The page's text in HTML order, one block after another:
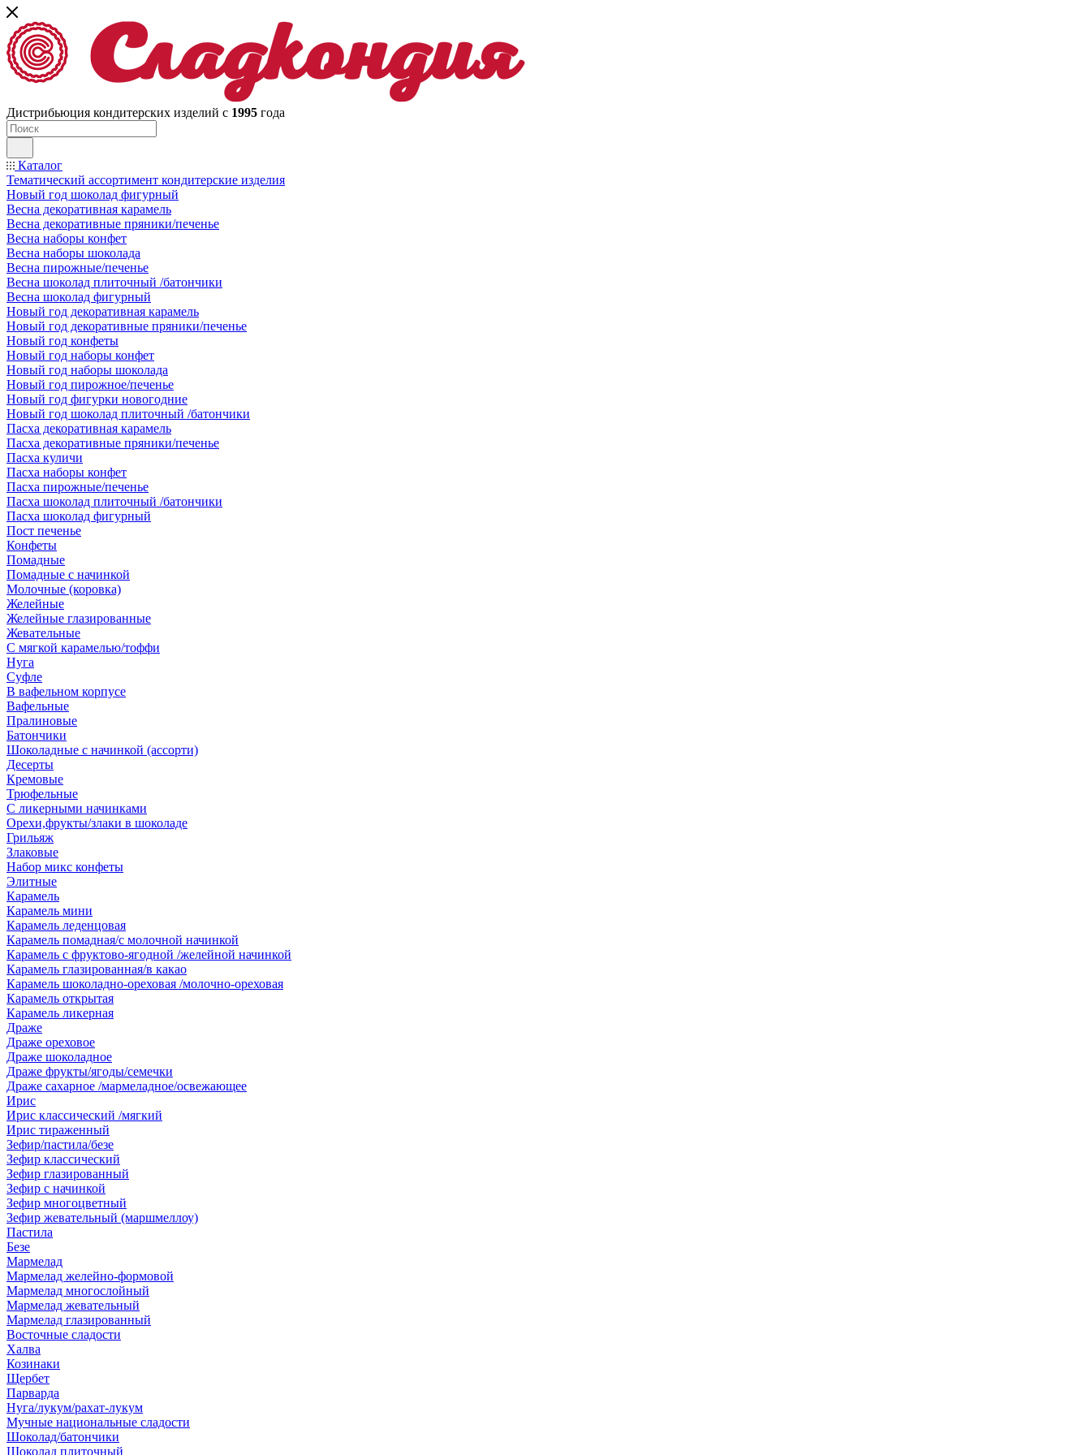
Дистрибьюция кондитерских изделий с 1995 года
Каталог
Тематический ассортимент кондитерские изделия
Новый год шоколад фигурный
Весна декоративная карамель
Весна декоративные пряники/печенье
Весна наборы конфет
Весна наборы шоколада
Весна пирожные/печенье
Весна шоколад плиточный /батончики
Весна шоколад фигурный
Новый год декоративная карамель
Новый год декоративные пряники/печенье
Новый год конфеты
Новый год наборы конфет
Новый год наборы шоколада
Новый год пирожное/печенье
Новый год фигурки новогодние
Новый год шоколад плиточный /батончики
Пасха декоративная карамель
Пасха декоративные пряники/печенье
Пасха куличи
Пасха наборы конфет
Пасха пирожные/печенье
Пасха шоколад плиточный /батончики
Пасха шоколад фигурный
Пост печенье
Конфеты
Помадные
Помадные с начинкой
Молочные (коровка)
Желейные
Желейные глазированные
Жевательные
С мягкой карамелью/тоффи
Нуга
Суфле
В вафельном корпусе
Вафельные
Пралиновые
Батончики
Шоколадные с начинкой (ассорти)
Десерты
Кремовые
Трюфельные
С ликерными начинками
Орехи,фрукты/злаки в шоколаде
Грильяж
Злаковые
Набор микс конфеты
Элитные
Карамель
Карамель мини
Карамель леденцовая
Карамель помадная/с молочной начинкой
Карамель с фруктово-ягодной /желейной начинкой
Карамель глазированная/в какао
Карамель шоколадно-ореховая /молочно-ореховая
Карамель открытая
Карамель ликерная
Драже
Драже ореховое
Драже шоколадное
Драже фрукты/ягоды/семечки
Драже сахарное /мармеладное/освежающее
Ирис
Ирис классический /мягкий
Ирис тираженный
Зефир/пастила/безе
Зефир классический
Зефир глазированный
Зефир с начинкой
Зефир многоцветный
Зефир жевательный (маршмеллоу)
Пастила
Безе
Мармелад
Мармелад желейно-формовой
Мармелад многослойный
Мармелад жевательный
Мармелад глазированный
Восточные сладости
Халва
Козинаки
Щербет
Парварда
Нуга/лукум/рахат-лукум
Мучные национальные сладости
Шоколад/батончики
Шоколад плиточный